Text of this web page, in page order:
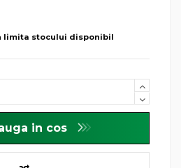
limita stocului disponibil
in cos